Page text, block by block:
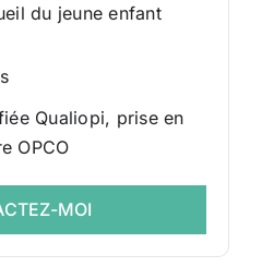
du jeune enfant
Qualiopi, prise en
OPCO
MOI